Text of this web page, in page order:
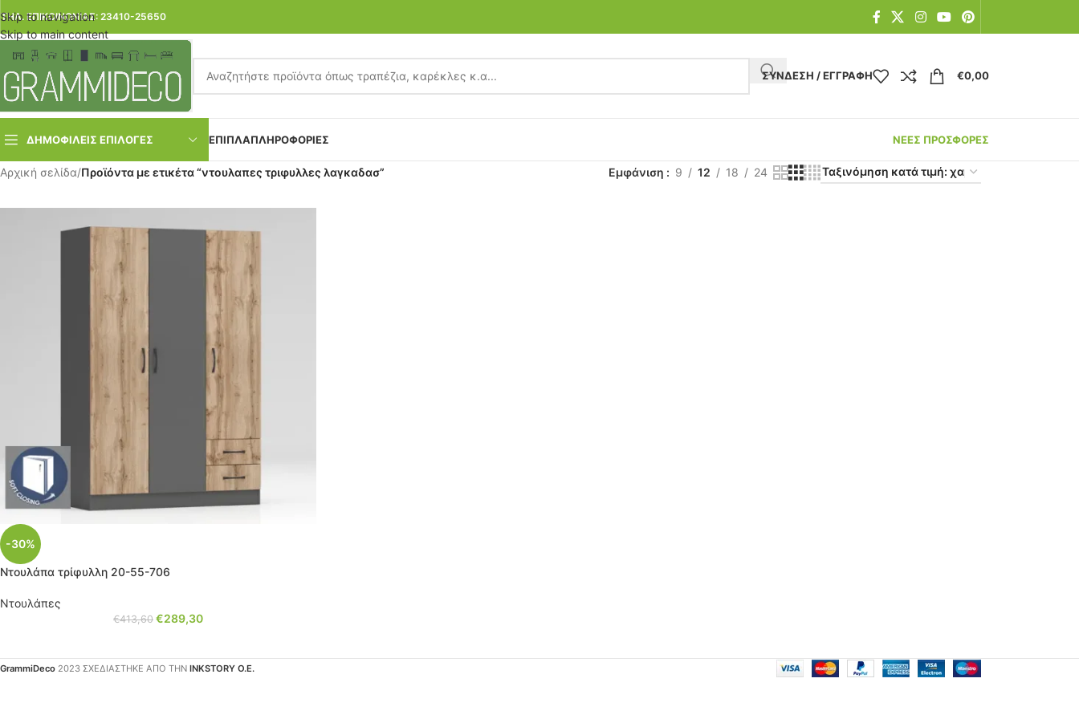
Skip to navigation
Skip to main content
ΤΗΛ. ΕΠΙΚΟΙΝΩΝΙΑΣ: 23410-25650
ΣΎΝΔΕΣΗ / ΕΓΓΡΑΦΉ €0,00
ΔΗΜΟΦΙΛΕΙΣ ΕΠΙΛΟΓΕΣ ΕΠΙΠΛΑΠΛΗΡΟΦΟΡΙΕΣ ΝΕΕΣ ΠΡΟΣΦΟΡΕΣ
Αρχική σελίδα/Προϊόντα με ετικέτα “ντουλαπες τριφυλλες λαγκαδασ” Εμφάνιση 9 12 18 24
-30%
Ντουλάπα τρίφυλλη 20-55-706
Ντουλάπες
€413,60 €289,30
GrammiDeco 2023 ΣΧΕΔΙΑΣΤΗΚΕ ΑΠΟ ΤΗΝ INKSTORY Ο.Ε.